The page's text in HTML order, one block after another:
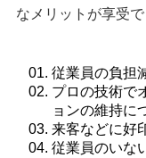
なメリットが享受で
従業員の負担
プロの技術で
ョンの維持に
来客などに好
従業員のいな